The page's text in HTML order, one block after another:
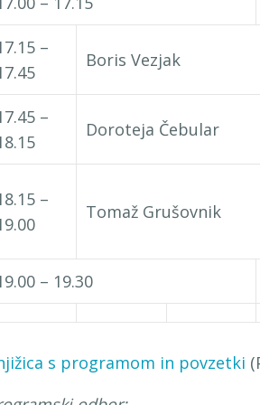
–
Boris Vezjak
–
Doroteja Čebular
–
Tomaž Grušovnik
– 19.30
s programom in povzetki